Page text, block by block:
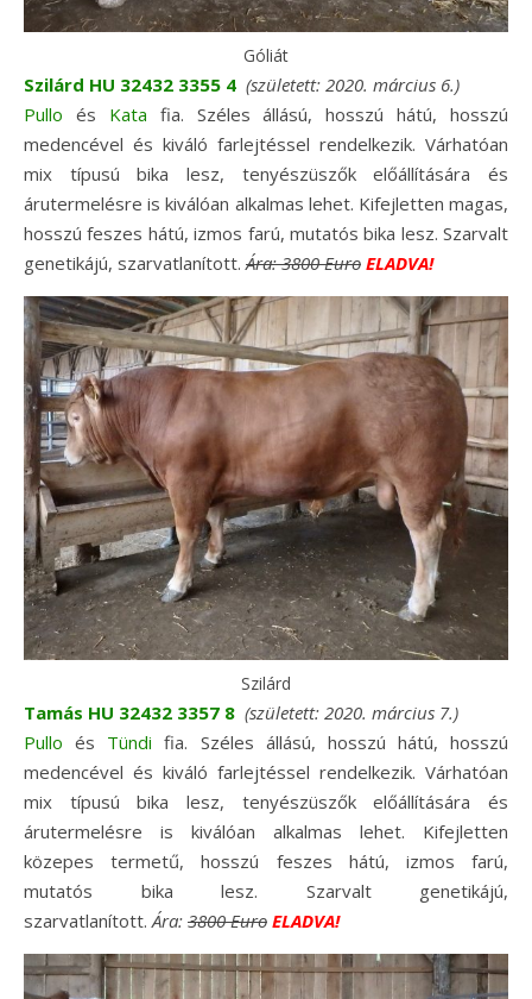
Góliát
Szilárd HU 32432 3355 4 (született: 2020. március 6.)
Pullo és Kata fia. Széles állású, hosszú hátú, hosszú
medencével és kiváló farlejtéssel rendelkezik. Várhatóan
mix típusú bika lesz, tenyészüszők előállítására és
árutermelésre is kiválóan alkalmas lehet. Kifejletten magas,
hosszú feszes hátú, izmos farú, mutatós bika lesz. Szarvalt
genetikájú, szarvatlanított. Ára: 3800 Euro ELADVA!
Szilárd
Tamás HU 32432 3357 8 (született: 2020. március 7.)
Pulloés Tündi fia. Széles állású, hosszú hátú, hosszú
medencével és kiváló farlejtéssel rendelkezik. Várhatóan
mix típusú bika lesz, tenyészüszők előállítására és
árutermelésre is kiválóan alkalmas lehet. Kifejletten
közepes termetű, hosszú feszes hátú, izmos farú,
mutatós bika lesz. Szarvalt genetikájú,
szarvatlanított. Ára: 3800 Euro ELADVA!